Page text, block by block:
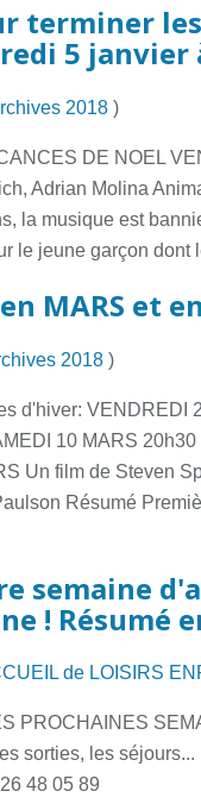
terminer
5 janvier
2018 )
DE NOEL
Adrian Molina
la musique est
le jeune garçon dont
MARS et
2018 )
d'hiver: VENDREDI
10 MARS
Un film de Steven
Résumé
semaine
! Résumé
de LOISIRS
PROCHAINES
sorties, les
48 05 89